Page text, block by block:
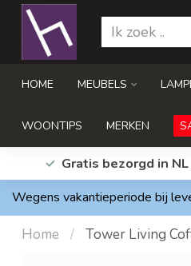
HOME MEUBELS
WOONTIPS MERKEN
Gratis bezorgd in NL
Wegens vakantieperiode bij
Home / Tower Living